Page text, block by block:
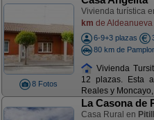
8 Fotos
Vivienda turística
km de
6-9+3 plazas
80 km de
Vivienda
12 plazas. Esta
Reales y
La Casona de
Casa Rural en